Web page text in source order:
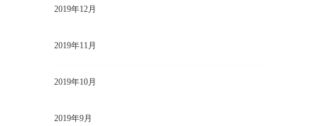
2019年12月
2019年11月
2019年10月
2019年9月